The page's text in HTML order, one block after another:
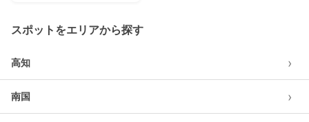
スポットをエリアから探す
高知 ›
南国 ›